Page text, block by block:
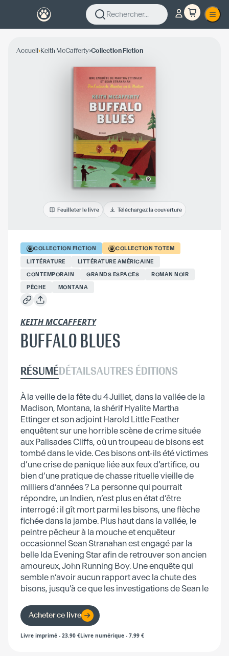
Rechercher...
Accueil›Keith McCafferty›Collection Fiction
Feuilleter le livre Téléchargez la couverture
COLLECTION FICTION COLLECTION TOTEM
LITTÉRATURE
LITTÉRATURE AMÉRICAINE
CONTEMPORAIN
GRANDS ESPACES
ROMAN NOIR
PÊCHE
MONTANA
KEITH MCCAFFERTY
BUFFALO BLUES
RÉSUMÉDÉTAILSAUTRES ÉDITIONS
À la veille de la fête du 4 Juillet, dans la vallée de la
Madison, Montana, la shérif Hyalite Martha
Ettinger et son adjoint Harold Little Feather
enquêtent sur une horrible scène de crime située
aux Palisades Cliffs, où un troupeau de bisons est
tombé dans le vide. Ces bisons ont-ils été victimes
d’une crise de panique liée aux feux d’artifice, ou
bien d’une pratique de chasse rituelle vieille de
milliers d’années ? La personne qui pourrait
répondre, un Indien, n’est plus en état d’être
interrogé : il gît mort parmi les bisons, une flèche
fichée dans la jambe. Plus haut dans la vallée, le
peintre pêcheur à la mouche et enquêteur
occasionnel Sean Stranahan est engagé par la
belle Ida Evening Star afin de retrouver son ancien
amoureux, John Running Boy. Une enquête qui
semble n’avoir aucun rapport avec la chute des
bisons, jusqu’à ce que les investigations de Sean le
Acheter ce livre
Livre imprimé - 23.90 €Livre numérique - 7.99 €